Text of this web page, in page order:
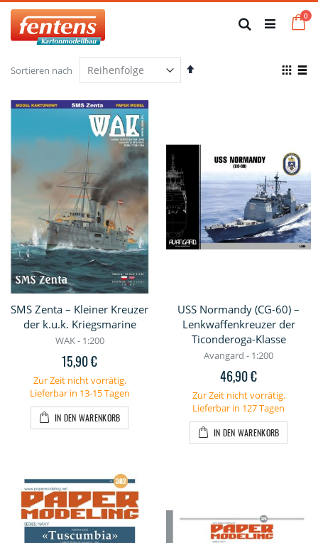
Zum
Inhalt
springen
0
Suche
Sortieren nach
Absteigend
SMS Zenta – Kleiner Kreuzer
der k.u.k. Kriegsmarine
WAK - 1:200
15,90 €
Zur Zeit nicht vorrätig.
Lieferbar in 13-15 Tagen
IN DEN WARENKORB
USS Normandy (CG-60) –
Lenkwaffenkreuzer der
Ticonderoga-Klasse
Avangard - 1:200
46,90 €
Zur Zeit nicht vorrätig.
Lieferbar in 127 Tagen
IN DEN WARENKORB